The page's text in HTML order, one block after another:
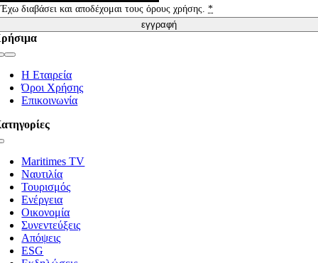
Έχω διαβάσει και αποδέχομαι τους όρους χρήσης.*
εγγραφή
Η Εταιρεία
Όροι Χρήσης
Επικοινωνία
Maritimes TV
Ναυτιλία
Τουρισμός
Ενέργεια
Οικονομία
Συνεντεύξεις
Απόψεις
ESG